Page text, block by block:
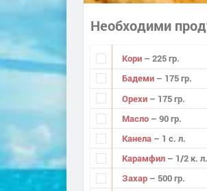
Необходими
Кори – 225 гр.
Бадеми – 175 гр.
Орехи – 175 гр.
Масло – 90 гр.
Канела – 1 с. л.
Карамфил – 1/2 к.
Захар – 500 гр.